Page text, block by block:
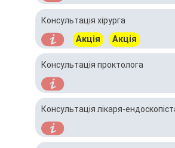
Консультація хірурга
Акція Акція
Консультація проктолога
Консультація лікаря-